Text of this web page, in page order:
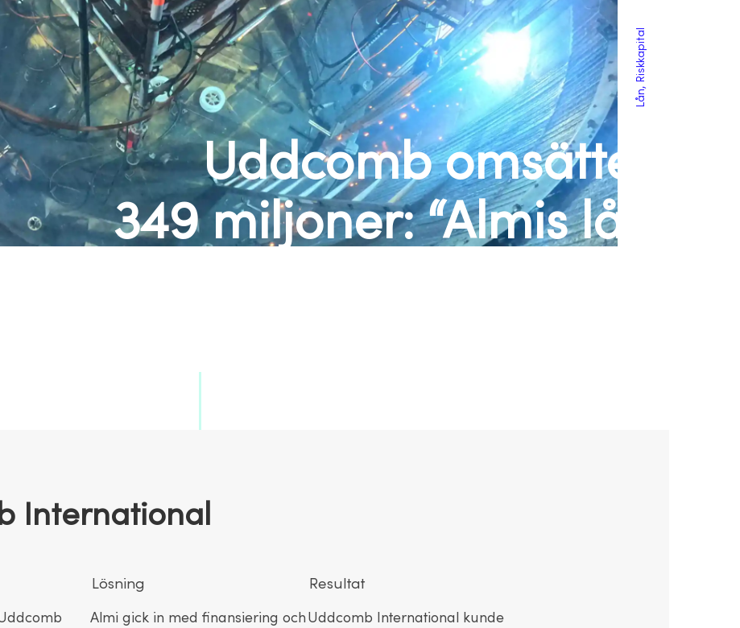
Uddcomb omsätter
349 miljoner: “Almis lån
Lån, Riskkapital
International
Lösning
Almi gick in med finansiering och
Resultat
Uddcomb International kunde